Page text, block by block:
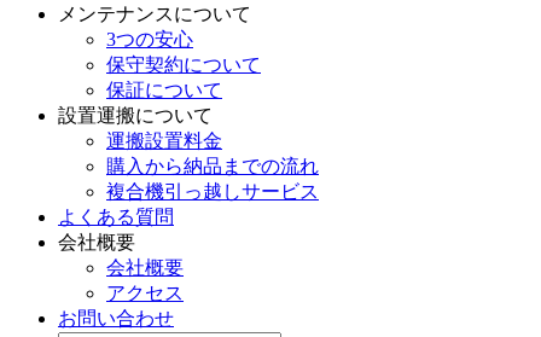
メンテナンスについて
3つの安心
保守契約について
保証について
設置運搬について
運搬設置料金
購入から納品までの流れ
複合機引っ越しサービス
よくある質問
会社概要
会社概要
アクセス
お問い合わせ